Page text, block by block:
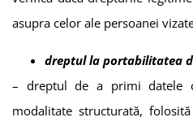
asupra celor ale persoanei
dreptul la portabilitatea
– dreptul de a primi datele
modalitate structurată,